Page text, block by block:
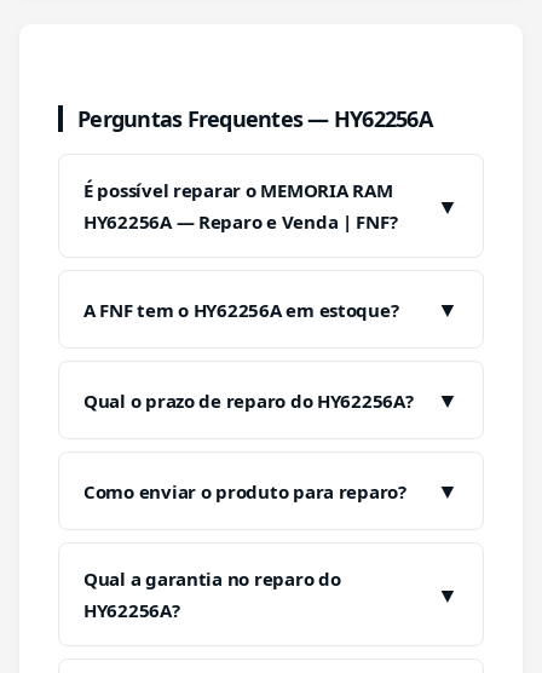
Perguntas Frequentes — HY62256A
É possível reparar o MEMORIA RAM
HY62256A — Reparo e Venda | FNF?
▼
A FNF tem o HY62256A em estoque? ▼
Qual o prazo de reparo do HY62256A? ▼
Como enviar o produto para reparo? ▼
Qual a garantia no reparo do
HY62256A?
▼